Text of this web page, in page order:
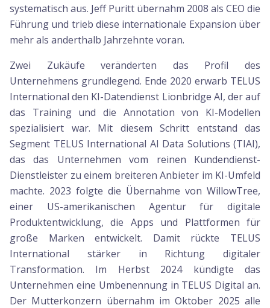
systematisch aus. Jeff Puritt übernahm 2008 als CEO die
Führung und trieb diese internationale Expansion über
mehr als anderthalb Jahrzehnte voran.
Zwei Zukäufe veränderten das Profil des
Unternehmens grundlegend. Ende 2020 erwarb TELUS
International den KI-Datendienst Lionbridge AI, der auf
das Training und die Annotation von KI-Modellen
spezialisiert war. Mit diesem Schritt entstand das
Segment TELUS International AI Data Solutions (TIAI),
das das Unternehmen vom reinen Kundendienst-
Dienstleister zu einem breiteren Anbieter im KI-Umfeld
machte. 2023 folgte die Übernahme von WillowTree,
einer US-amerikanischen Agentur für digitale
Produktentwicklung, die Apps und Plattformen für
große Marken entwickelt. Damit rückte TELUS
International stärker in Richtung digitaler
Transformation. Im Herbst 2024 kündigte das
Unternehmen eine Umbenennung in TELUS Digital an.
Der Mutterkonzern übernahm im Oktober 2025 alle